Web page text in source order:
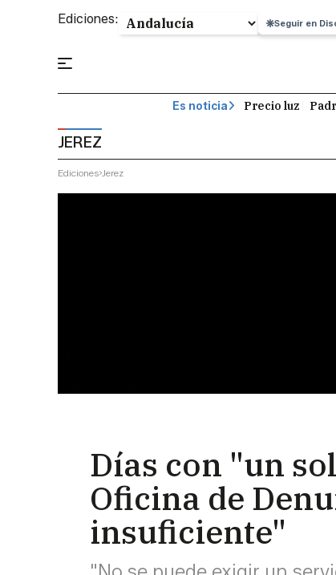
Ediciones: Seguir en
Es noticia Precio luz
JEREZ
Ediciones Jerez
Días con "un
Oficina de
insuficiente"